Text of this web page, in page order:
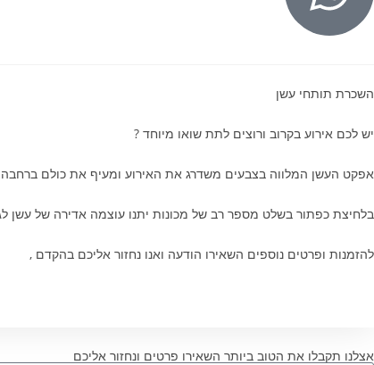
השכרת תותחי עשן
יש לכם אירוע בקרוב ורוצים לתת שואו מיוחד ?
אפקט העשן המלווה בצבעים משדרג את האירוע ומעיף את כולם ברחבה
בלחיצת כפתור בשלט מספר רב של מכונות יתנו עוצמה אדירה של עשן
להזמנות ופרטים נוספים השאירו הודעה ואנו נחזור אליכם בהקדם ,
אצלנו תקבלו את הטוב ביותר השאירו פרטים ונחזור אליכם